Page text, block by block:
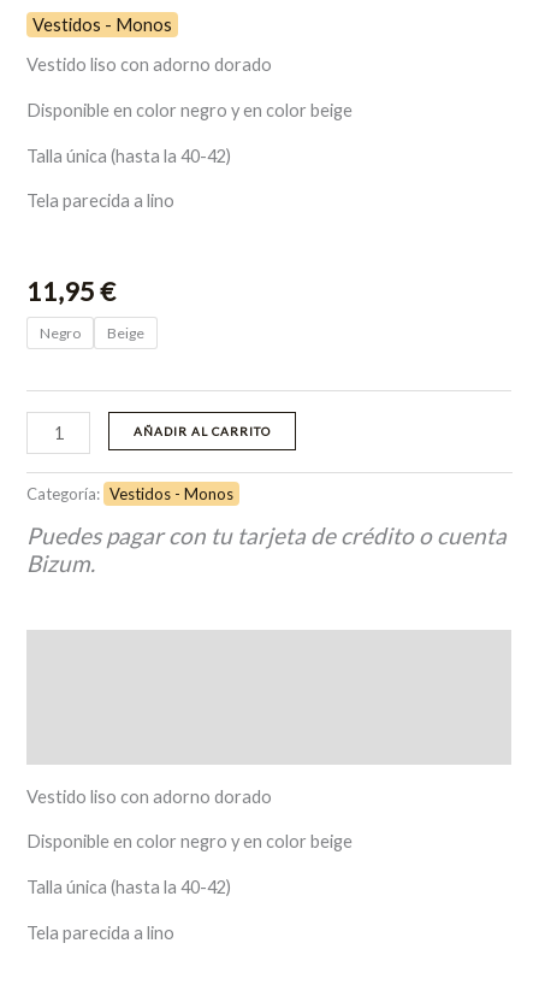
Vestidos - Monos
Vestido liso con adorno dorado
Disponible en color negro y en color beige
Talla única (hasta la 40-42)
Tela parecida a lino
11,95€
Negro Beige
AÑADIR AL CARRITO
Categoría: Vestidos - Monos
Puedes pagar con tu tarjeta de crédito o cuenta
Bizum.
Vestido liso con adorno dorado
Disponible en color negro y en color beige
Talla única (hasta la 40-42)
Tela parecida a lino